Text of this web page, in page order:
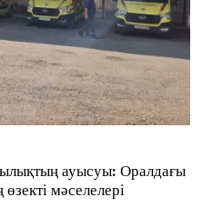
ауысуы: Оралдағы
мәселелері